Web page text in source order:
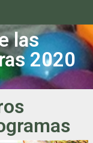
las
2020